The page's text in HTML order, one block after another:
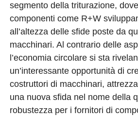
segmento della triturazione,
componenti come R+W
all’altezza delle sfide poste da
macchinari. Al contrario delle
l’economia circolare si sta
un’interessante opportunità di
costruttori di macchinari,
una nuova sfida nel nome della
robustezza per i fornitori di